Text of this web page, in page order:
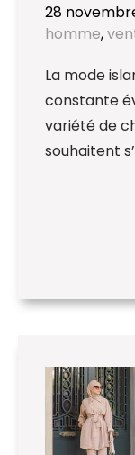
28
homme,
La mode
constante
variété de
souhaitent